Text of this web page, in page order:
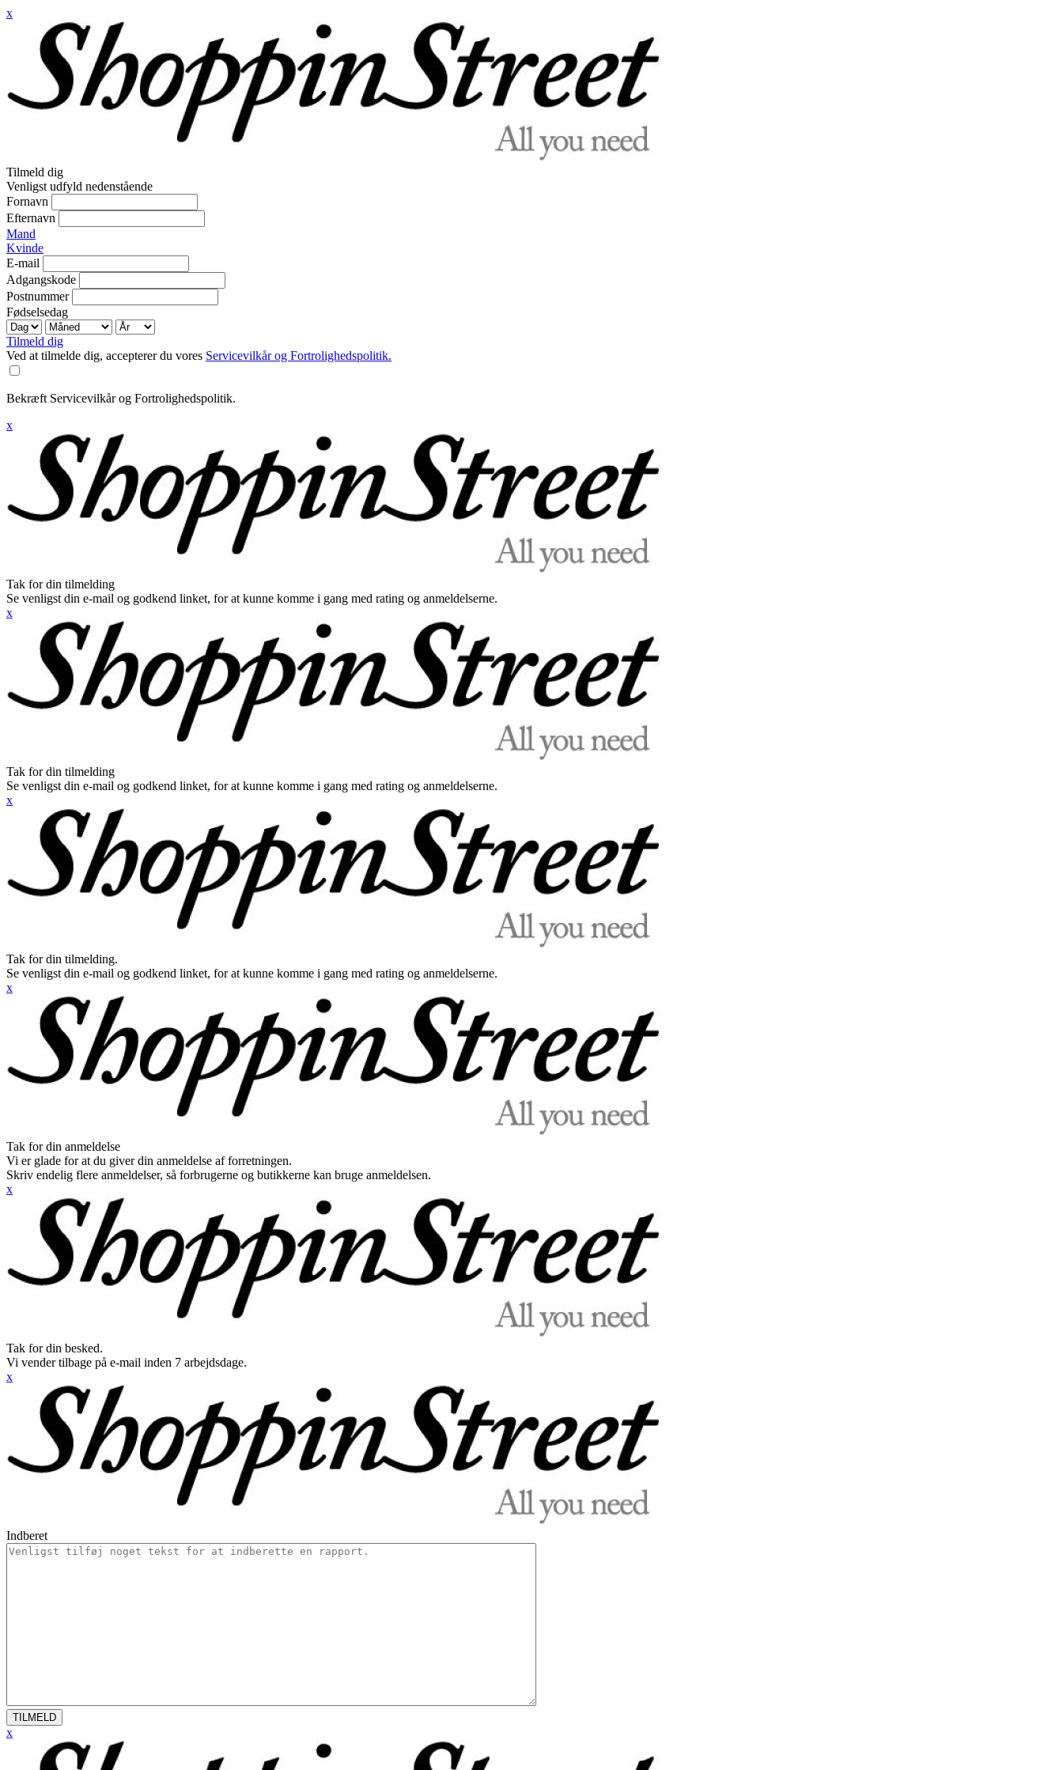
x
Tilmeld dig
Venligst udfyld nedenstående
Fornavn
Efternavn
Mand
Kvinde
E-mail
Adgangskode
Postnummer
Fødselsedag
Tilmeld dig
Ved at tilmelde dig, accepterer du vores Servicevilkår og Fortrolighedspolitik.
Bekræft Servicevilkår og Fortrolighedspolitik.
x
Tak for din tilmelding
Se venligst din e-mail og godkend linket, for at kunne komme i gang med rating og anmeldelserne.
x
Tak for din tilmelding
Se venligst din e-mail og godkend linket, for at kunne komme i gang med rating og anmeldelserne.
x
Tak for din tilmelding.
Se venligst din e-mail og godkend linket, for at kunne komme i gang med rating og anmeldelserne.
x
Tak for din anmeldelse
Vi er glade for at du giver din anmeldelse af forretningen.
Skriv endelig flere anmeldelser, så forbrugerne og butikkerne kan bruge anmeldelsen.
x
Tak for din besked.
Vi vender tilbage på e-mail inden 7 arbejdsdage.
x
Indberet
TILMELD
x